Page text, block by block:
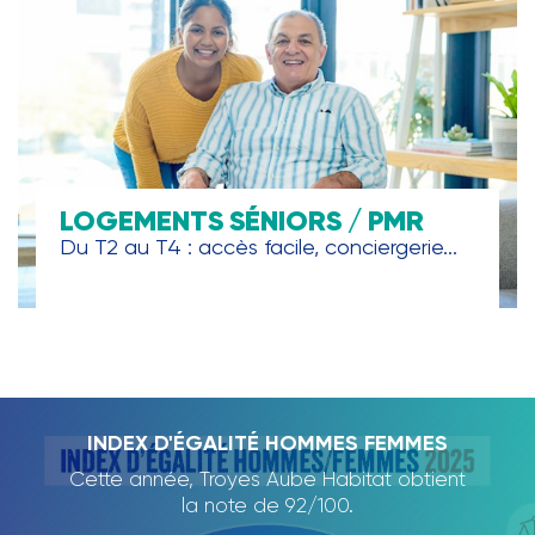
LOGEMENTS SÉNIORS / PMR
Du T2 au T4 : accès facile, conciergerie...
INDEX D'ÉGALITÉ HOMMES FEMMES
Cette année, Troyes Aube Habitat obtient
la note de 92/100.
RAPPORT D'ACTIVITÉ 2024
Nous avons le plaisir de vous présenter
notre rapport d'activité 2024., qui dresse
TROYES AUBE HABITAT, PARTENAIRE DE
L'ECOLE DE LA DEUXIÈME
CHANCE